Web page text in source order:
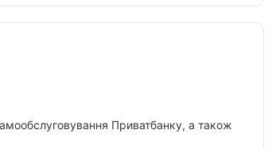
Приватбанку, а також